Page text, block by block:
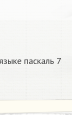
паскаль 7